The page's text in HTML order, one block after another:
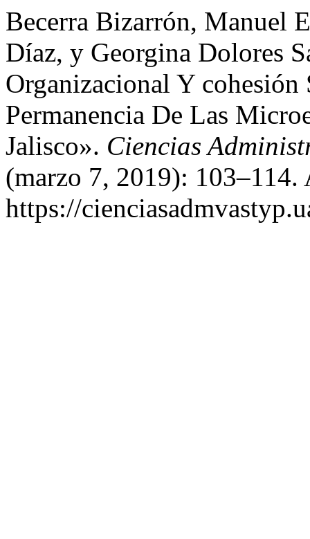
Becerra Bizarrón, Manuel
Díaz, y Georgina Dolores
Organizacional Y
Permanencia De Las
Jalisco». Ciencias
(marzo 7, 2019): 103–114.
https://